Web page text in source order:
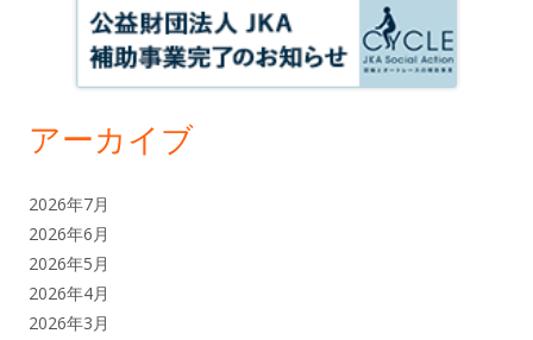
アーカイブ
2026年7月
2026年6月
2026年5月
2026年4月
2026年3月